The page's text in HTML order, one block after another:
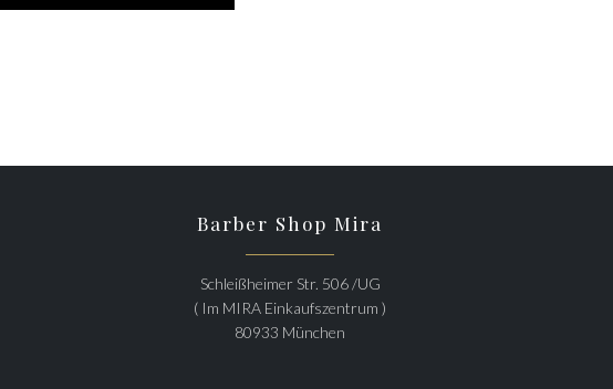
Barber Shop Mira
Schleißheimer Str. 506 /UG
( Im MIRA Einkaufszentrum )
80933 München